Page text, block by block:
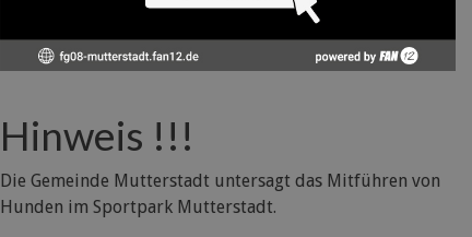
Hinweis !!!
Die Gemeinde Mutterstadt untersagt das Mitführen von
Hunden im Sportpark Mutterstadt.